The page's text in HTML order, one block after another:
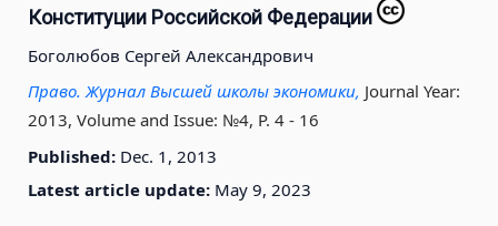
Конституции Российской Федерации
Боголюбов Сергей Александрович
Право. Журнал Высшей школы экономики, Journal Year:
2013, Volume and Issue: №4, P. 4 - 16
Published: Dec. 1, 2013
Latest article update: May 9, 2023